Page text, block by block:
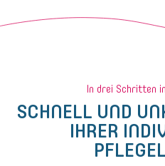
In drei Schritten
SCHNELL UND
IHRER